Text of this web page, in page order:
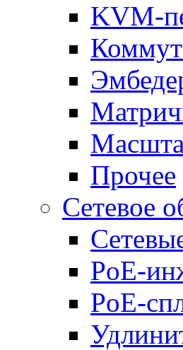
KVM-
Прочее
Сетевое
PoE-
PoE-